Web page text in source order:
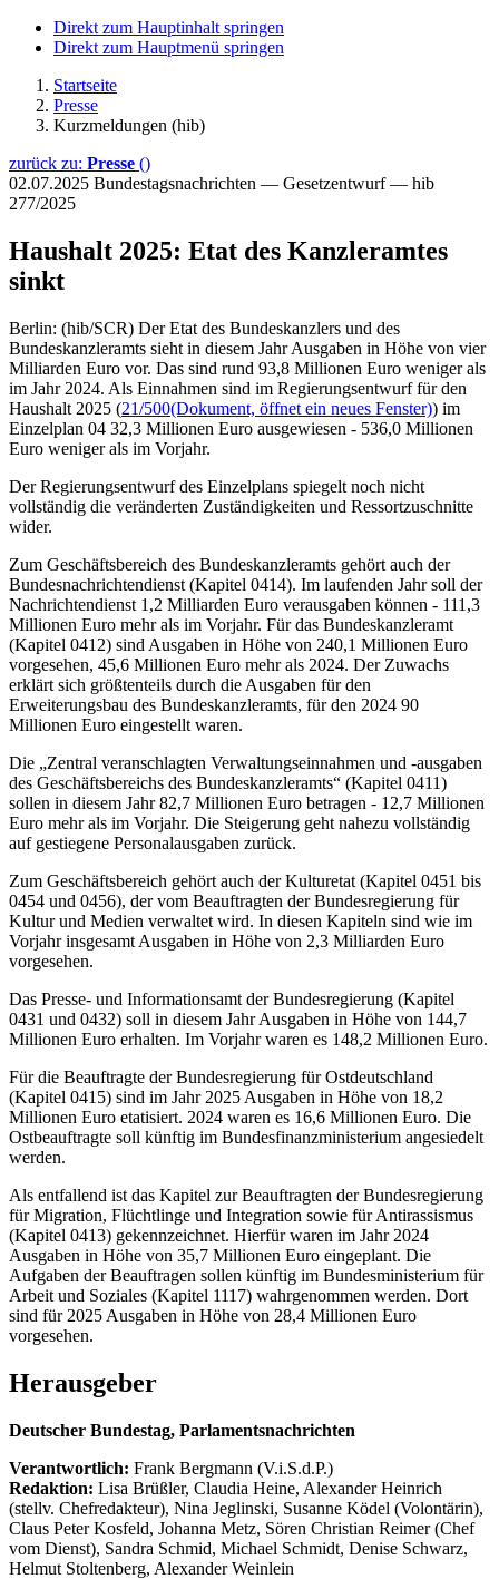
Direkt zum Hauptinhalt springen
Direkt zum Hauptmenü springen
Startseite
Presse
Kurzmeldungen (hib)
zurück zu: Presse ()
02.07.2025 Bundestagsnachrichten — Gesetzentwurf — hib
277/2025
Haushalt 2025: Etat des Kanzleramtes
sinkt
Berlin: (hib/SCR) Der Etat des Bundeskanzlers und des
Bundeskanzleramts sieht in diesem Jahr Ausgaben in Höhe von vier
Milliarden Euro vor. Das sind rund 93,8 Millionen Euro weniger als
im Jahr 2024. Als Einnahmen sind im Regierungsentwurf für den
Haushalt 2025 (21/500(Dokument, öffnet ein neues Fenster)) im
Einzelplan 04 32,3 Millionen Euro ausgewiesen - 536,0 Millionen
Euro weniger als im Vorjahr.
Der Regierungsentwurf des Einzelplans spiegelt noch nicht
vollständig die veränderten Zuständigkeiten und Ressortzuschnitte
wider.
Zum Geschäftsbereich des Bundeskanzleramts gehört auch der
Bundesnachrichtendienst (Kapitel 0414). Im laufenden Jahr soll der
Nachrichtendienst 1,2 Milliarden Euro verausgaben können - 111,3
Millionen Euro mehr als im Vorjahr. Für das Bundeskanzleramt
(Kapitel 0412) sind Ausgaben in Höhe von 240,1 Millionen Euro
vorgesehen, 45,6 Millionen Euro mehr als 2024. Der Zuwachs
erklärt sich größtenteils durch die Ausgaben für den
Erweiterungsbau des Bundeskanzleramts, für den 2024 90
Millionen Euro eingestellt waren.
Die „Zentral veranschlagten Verwaltungseinnahmen und -ausgaben
des Geschäftsbereichs des Bundeskanzleramts“ (Kapitel 0411)
sollen in diesem Jahr 82,7 Millionen Euro betragen - 12,7 Millionen
Euro mehr als im Vorjahr. Die Steigerung geht nahezu vollständig
auf gestiegene Personalausgaben zurück.
Zum Geschäftsbereich gehört auch der Kulturetat (Kapitel 0451 bis
0454 und 0456), der vom Beauftragten der Bundesregierung für
Kultur und Medien verwaltet wird. In diesen Kapiteln sind wie im
Vorjahr insgesamt Ausgaben in Höhe von 2,3 Milliarden Euro
vorgesehen.
Das Presse- und Informationsamt der Bundesregierung (Kapitel
0431 und 0432) soll in diesem Jahr Ausgaben in Höhe von 144,7
Millionen Euro erhalten. Im Vorjahr waren es 148,2 Millionen Euro.
Für die Beauftragte der Bundesregierung für Ostdeutschland
(Kapitel 0415) sind im Jahr 2025 Ausgaben in Höhe von 18,2
Millionen Euro etatisiert. 2024 waren es 16,6 Millionen Euro. Die
Ostbeauftragte soll künftig im Bundesfinanzministerium angesiedelt
werden.
Als entfallend ist das Kapitel zur Beauftragten der Bundesregierung
für Migration, Flüchtlinge und Integration sowie für Antirassismus
(Kapitel 0413) gekennzeichnet. Hierfür waren im Jahr 2024
Ausgaben in Höhe von 35,7 Millionen Euro eingeplant. Die
Aufgaben der Beauftragen sollen künftig im Bundesministerium für
Arbeit und Soziales (Kapitel 1117) wahrgenommen werden. Dort
sind für 2025 Ausgaben in Höhe von 28,4 Millionen Euro
vorgesehen.
Herausgeber
Deutscher Bundestag, Parlamentsnachrichten
Verantwortlich: Frank Bergmann (V.i.S.d.P.)
Redaktion: Lisa Brüßler, Claudia Heine, Alexander Heinrich
(stellv. Chefredakteur), Nina Jeglinski, Susanne Ködel (Volontärin),
Claus Peter Kosfeld, Johanna Metz, Sören Christian Reimer (Chef
vom Dienst), Sandra Schmid, Michael Schmidt, Denise Schwarz,
Helmut Stoltenberg, Alexander Weinlein